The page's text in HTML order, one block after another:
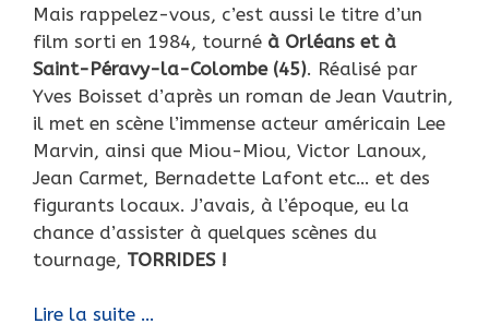
Mais rappelez-vous, c’est aussi le titre d’un
film sorti en 1984, tourné à Orléans et à
Saint-Péravy-la-Colombe (45). Réalisé par
Yves Boisset d’après un roman de Jean Vautrin,
il met en scène l’immense acteur américain Lee
Marvin, ainsi que Miou-Miou, Victor Lanoux,
Jean Carmet, Bernadette Lafont etc… et des
figurants locaux. J’avais, à l’époque, eu la
chance d’assister à quelques scènes du
tournage, TORRIDES !
Lire la suite …